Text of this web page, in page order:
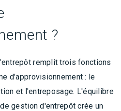
?
remplit trois fonctions
d'approvisionnement : le
et l'entreposage. L'équilibre
gestion d'entrepôt crée un